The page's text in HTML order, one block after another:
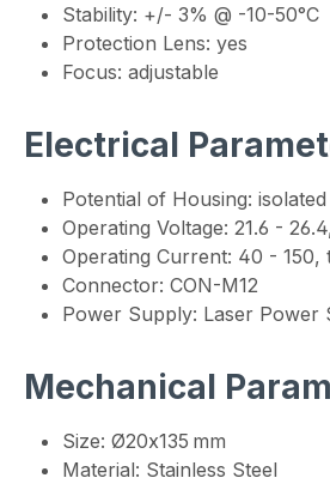
Stability: +/- 3% @ -10-50°C
Protection Lens: yes
Focus: adjustable
Electrical
Potential of Housing: isolated
Operating Voltage: 21.6 -
Operating Current: 40 - 150,
Connector: CON-M12
Power Supply: Laser Power
Mechanical
Size: Ø20x135 mm
Material: Stainless Steel